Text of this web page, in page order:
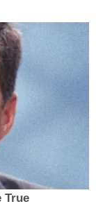
True